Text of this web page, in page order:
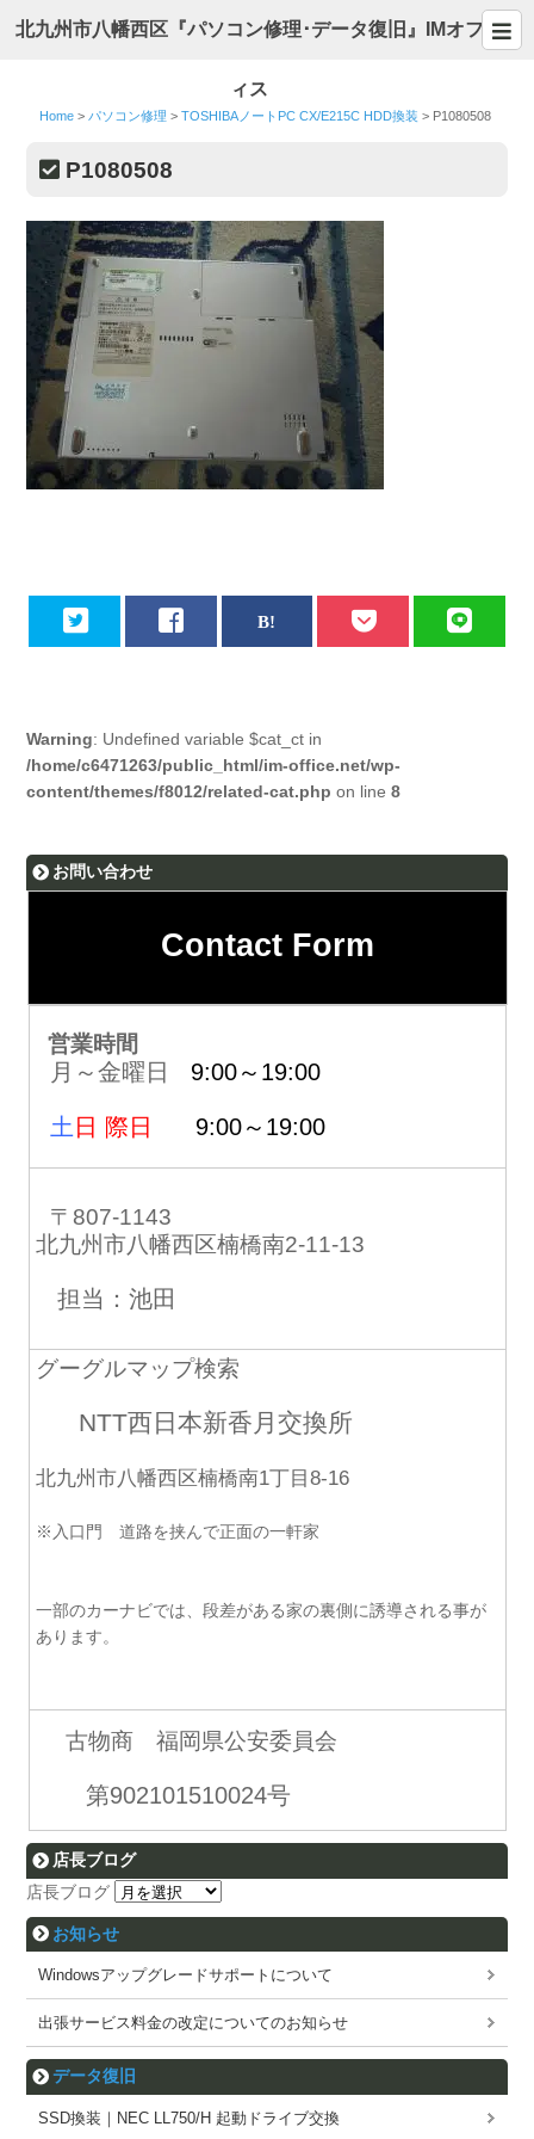
北九州市八幡西区『パソコン修理･データ復旧』IMオフ
ィス
Home > パソコン修理 >TOSHIBAノートPC CX/E215C HDD換装 > P1080508
P1080508
Warning: Undefined variable $cat_ct in
/home/c6471263/public_html/im-office.net/wp-
content/themes/f8012/related-cat.php on line8
お問い合わせ
Contact Form
営業時間
月～金曜日 9:00～19:00
土 日 際日 9:00～19:00
〒807-1143
北九州市八幡西区楠橋南2-11-13
担当：池田
グーグルマップ検索
NTT西日本新香月交換所
北九州市八幡西区楠橋南1丁目8-16
※入口門 道路を挟んで正面の一軒家
一部のカーナビでは、段差がある家の裏側に誘導される事が
あります。
古物商 福岡県公安委員会
第902101510024号
店長ブログ
店長ブログ
お知らせ
Windowsアップグレードサポートについて
出張サービス料金の改定についてのお知らせ
データ復旧
SSD換装｜NEC LL750/H 起動ドライブ交換